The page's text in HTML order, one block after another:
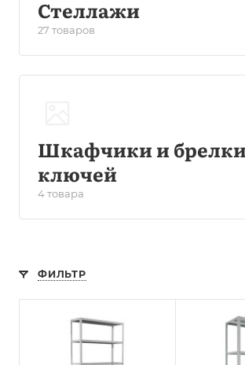
Стеллажи
27 товаров
Шкафчики и
ключей
4 товара
ФИЛЬТР